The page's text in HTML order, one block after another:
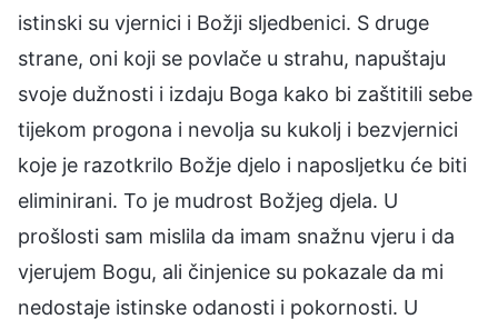
istinski su vjernici i Božji sljedbenici. S druge
strane, oni koji se povlače u strahu, napuštaju
svoje dužnosti i izdaju Boga kako bi zaštitili sebe
tijekom progona i nevolja su kukolj i bezvjernici
koje je razotkrilo Božje djelo i naposljetku će biti
eliminirani. To je mudrost Božjeg djela. U
prošlosti sam mislila da imam snažnu vjeru i da
vjerujem Bogu, ali činjenice su pokazale da mi
nedostaje istinske odanosti i pokornosti. U